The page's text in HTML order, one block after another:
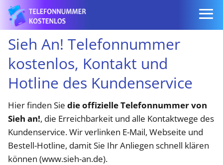
Sieh An! Telefonnummer
kostenlos, Kontakt und
Hotline des Kundenservice
Hier finden Sie die offizielle Telefonnummer von
Sieh an!, die Erreichbarkeit und alle Kontaktwege des
Kundenservice. Wir verlinken E-Mail, Webseite und
Bestell-Hotline, damit Sie Ihr Anliegen schnell klären
können (www.sieh-an.de).